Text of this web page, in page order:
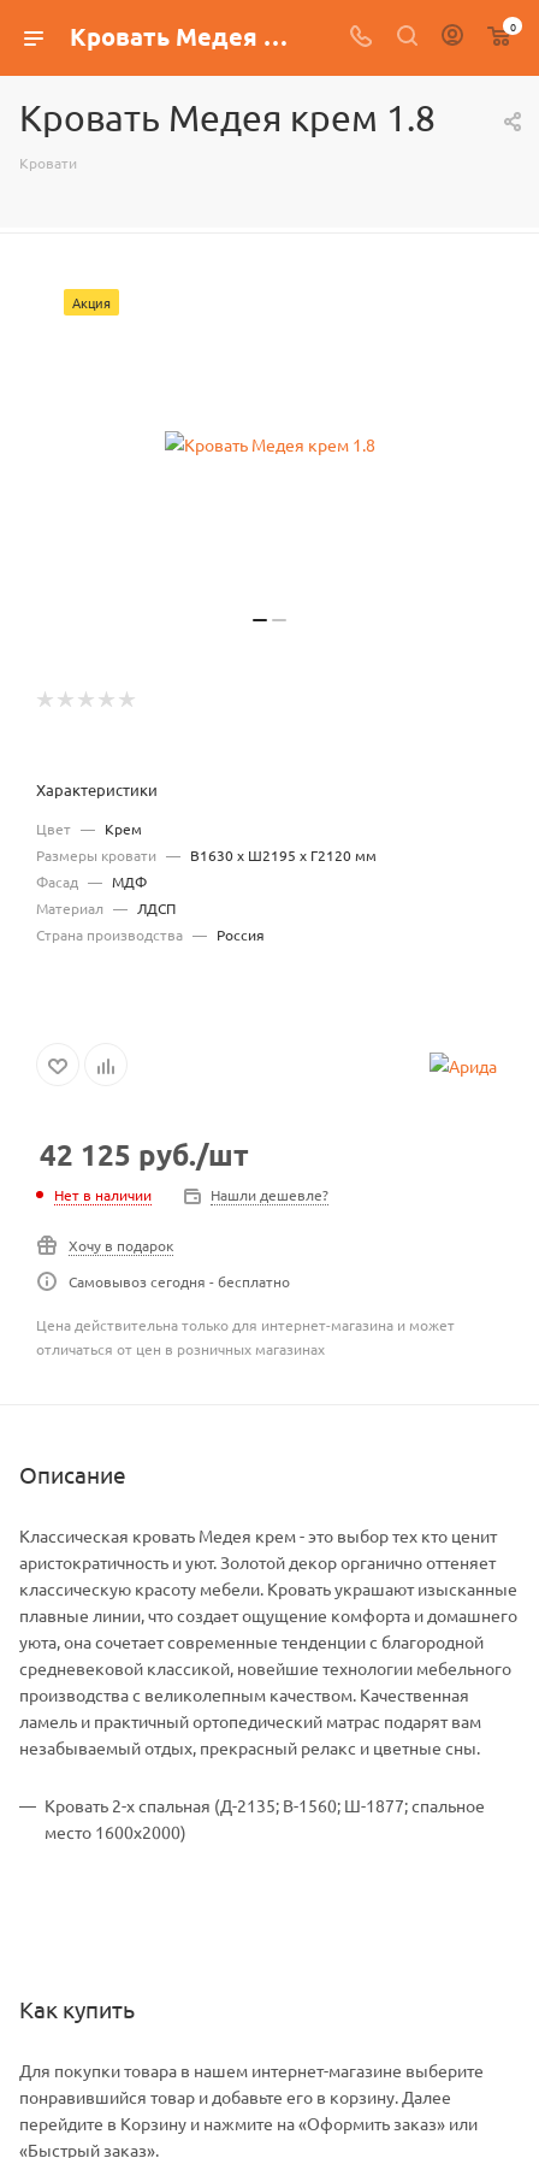
Кровать Медея крем 1.8 0
Кровать Медея крем 1.8
Кровати
Акция
Характеристики
Цвет — Крем
Размеры кровати — В1630 x Ш2195 x Г2120 мм
Фасад — МДФ
Материал — ЛДСП
Страна производства — Россия
42 125 руб./шт
Нет в наличии Нашли дешевле?
Хочу в подарок
Самовывоз сегодня - бесплатно
Цена действительна только для интернет-магазина и может
отличаться от цен в розничных магазинах
Описание
Классическая кровать Медея крем - это выбор тех кто ценит
аристократичность и уют. Золотой декор органично оттеняет
классическую красоту мебели. Кровать украшают изысканные
плавные линии, что создает ощущение комфорта и домашнего
уюта, она сочетает современные тенденции с благородной
средневековой классикой, новейшие технологии мебельного
производства с великолепным качеством. Качественная
ламель и практичный ортопедический матрас подарят вам
незабываемый отдых, прекрасный релакс и цветные сны.
Кровать 2-х спальная (Д-2135; В-1560; Ш-1877; спальное
место 1600х2000)
Как купить
Для покупки товара в нашем интернет-магазине выберите
понравившийся товар и добавьте его в корзину. Далее
перейдите в Корзину и нажмите на «Оформить заказ» или
«Быстрый заказ».